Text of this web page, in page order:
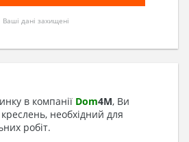
Ваші дані захищені
в компанії Dom4M, Ви
необхідний для
робіт.